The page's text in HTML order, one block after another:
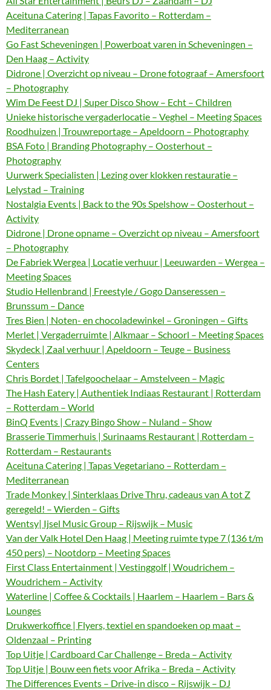
Aceituna Catering | Tapas Favorito – Rotterdam –
Mediterranean
Go Fast Scheveningen | Powerboat varen in Scheveningen –
Den Haag – Activity
Didrone | Overzicht op niveau – Drone fotograaf – Amersfoort
– Photography
Wim De Feest DJ | Super Disco Show – Echt – Children
Unieke historische vergaderlocatie – Veghel – Meeting Spaces
Roodhuizen | Trouwreportage – Apeldoorn – Photography
BSA Foto | Branding Photography – Oosterhout –
Photography
Uurwerk Specialisten | Lezing over klokken restauratie –
Lelystad – Training
Nostalgia Events | Back to the 90s Spelshow – Oosterhout –
Activity
Didrone | Drone opname – Overzicht op niveau – Amersfoort
– Photography
De Fabriek Wergea | Locatie verhuur | Leeuwarden – Wergea –
Meeting Spaces
Studio Hellenbrand | Freestyle / Gogo Danseressen –
Brunssum – Dance
Tres Bien | Noten- en chocoladewinkel – Groningen – Gifts
Merlet | Vergaderruimte | Alkmaar – Schoorl – Meeting Spaces
Skydeck | Zaal verhuur | Apeldoorn – Teuge – Business
Centers
Chris Bordet | Tafelgoochelaar – Amstelveen – Magic
The Hash Eatery | Authentiek Indiaas Restaurant | Rotterdam
– Rotterdam – World
BinQ Events | Crazy Bingo Show – Nuland – Show
Brasserie Timmerhuis | Surinaams Restaurant | Rotterdam –
Rotterdam – Restaurants
Aceituna Catering | Tapas Vegetariano – Rotterdam –
Mediterranean
Trade Monkey | Sinterklaas Drive Thru, cadeaus van A tot Z
geregeld! – Wierden – Gifts
Wentsy| Ijsel Music Group – Rijswijk – Music
Van der Valk Hotel Den Haag | Meeting ruimte type 7 (136 t/m
450 pers) – Nootdorp – Meeting Spaces
First Class Entertainment | Vestinggolf | Woudrichem –
Woudrichem – Activity
Waterline | Coffee & Cocktails | Haarlem – Haarlem – Bars &
Lounges
Drukwerkoffice | Flyers, textiel en spandoeken op maat –
Oldenzaal – Printing
Top Uitje | Cardboard Car Challenge – Breda – Activity
Top Uitje | Bouw een fiets voor Afrika – Breda – Activity
The Differences Events – Drive-in disco – Rijswijk – DJ